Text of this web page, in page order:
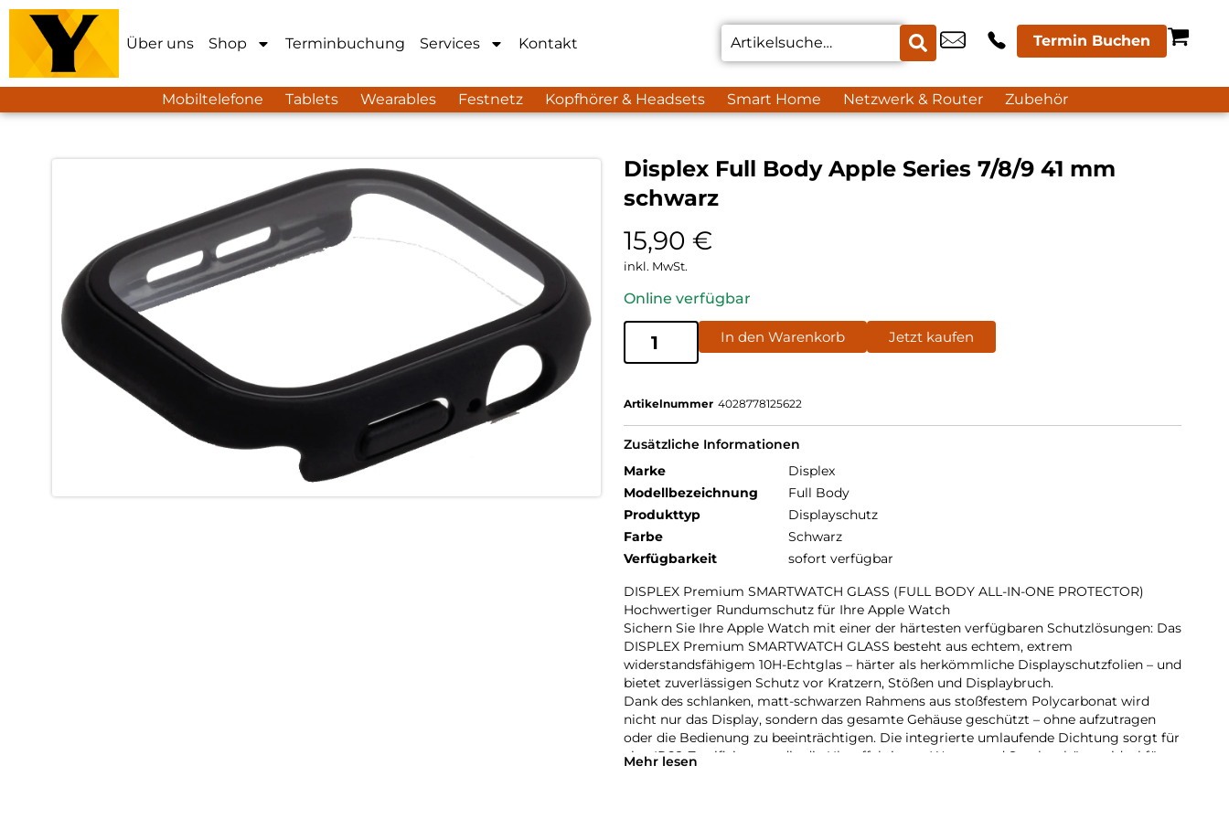
Über uns Shop Terminbuchung Services Kontakt Termin Buchen
Mobiltelefone Tablets Wearables Festnetz Kopfhörer & Headsets Smart Home Netzwerk & Router Zubehör
Displex Full Body Apple Series 7/8/9 41 mm
schwarz
15,90 €
inkl. MwSt.
Online verfügbar
In den Warenkorb Jetzt kaufen
Artikelnummer 4028778125622
Zusätzliche Informationen
Marke
Displex
Modellbezeichnung
Full Body
Produkttyp
Displayschutz
Farbe
Schwarz
Verfügbarkeit
sofort verfügbar
DISPLEX Premium SMARTWATCH GLASS (FULL BODY ALL-IN-ONE PROTECTOR)
Hochwertiger Rundumschutz für Ihre Apple Watch
Sichern Sie Ihre Apple Watch mit einer der härtesten verfügbaren Schutzlösungen: Das
DISPLEX Premium SMARTWATCH GLASS besteht aus echtem, extrem
widerstandsfähigem 10H-Echtglas – härter als herkömmliche Displayschutzfolien – und
bietet zuverlässigen Schutz vor Kratzern, Stößen und Displaybruch.
Dank des schlanken, matt-schwarzen Rahmens aus stoßfestem Polycarbonat wird
nicht nur das Display, sondern das gesamte Gehäuse geschützt – ohne aufzutragen
oder die Bedienung zu beeinträchtigen. Die integrierte umlaufende Dichtung sorgt für
eine IP68-Zertifizierung, die die Uhr effektiv vor Wasser und Staub schützt – ideal für
Mehr lesen